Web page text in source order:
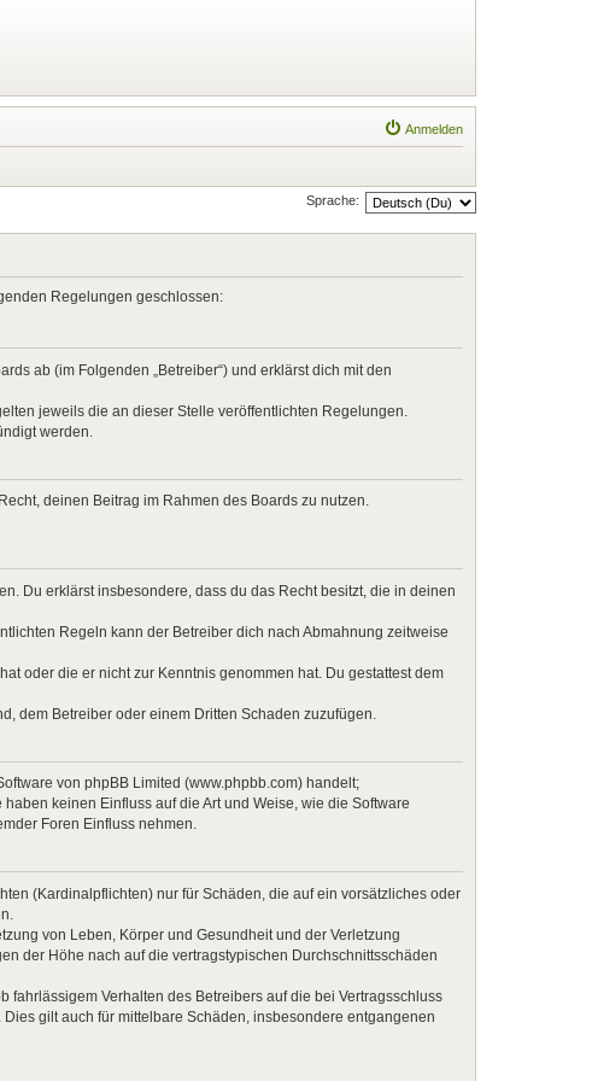
Anmelden
Sprache:
Regelungen geschlossen:
ab (im Folgenden „Betreiber“) und erklärst dich mit den
jeweils die an dieser Stelle veröffentlichten Regelungen.
werden.
deinen Beitrag im Rahmen des Boards zu nutzen.
Du erklärst insbesondere, dass du das Recht besitzt, die in deinen
Regeln kann der Betreiber dich nach Abmahnung zeitweise
oder die er nicht zur Kenntnis genommen hat. Du gestattest dem
dem Betreiber oder einem Dritten Schaden zuzufügen.
von phpBB Limited (www.phpbb.com) handelt;
keinen Einfluss auf die Art und Weise, wie die Software
Foren Einfluss nehmen.
(Kardinalpflichten) nur für Schäden, die auf ein vorsätzliches oder
von Leben, Körper und Gesundheit und der Verletzung
der Höhe nach auf die vertragstypischen Durchschnittsschäden
Verhalten des Betreibers auf die bei Vertragsschluss
gilt auch für mittelbare Schäden, insbesondere entgangenen